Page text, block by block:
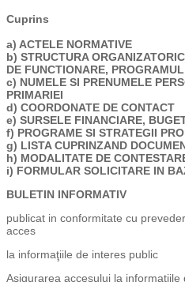
Cuprins
a) ACTELE NORMATIVE
b) STRUCTURA
DE FUNCTIONARE,
c) NUMELE SI PRENUMELE
PRIMARIEI
d) COORDONATE DE CONTACT
e) SURSELE FINANCIARE,
f) PROGRAME SI STRATEGII
g) LISTA CUPRINZAND
h) MODALITATE DE
i) FORMULAR SOLICITARE IN
BULETIN INFORMATIV
publicat in conformitate cu
acces
la informaţiile de interes public
Asigurarea accesului la